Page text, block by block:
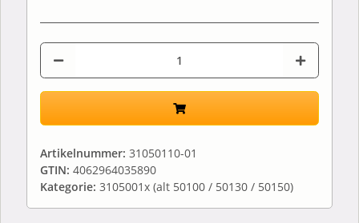
Artikelnummer: 31050110-01
GTIN: 4062964035890
Kategorie: 3105001x (alt 50100 / 50130 / 50150)